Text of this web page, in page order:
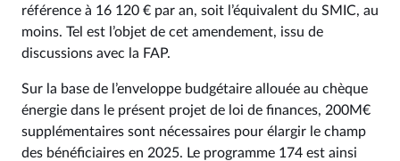
référence à 16 120 € par an, soit l’équivalent du SMIC, au
moins. Tel est l’objet de cet amendement, issu de
discussions avec la FAP.
Sur la base de l’enveloppe budgétaire allouée au chèque
énergie dans le présent projet de loi de finances, 200M€
supplémentaires sont nécessaires pour élargir le champ
des bénéficiaires en 2025. Le programme 174 est ainsi